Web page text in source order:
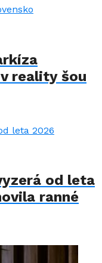
reality šou
od leta
ranné